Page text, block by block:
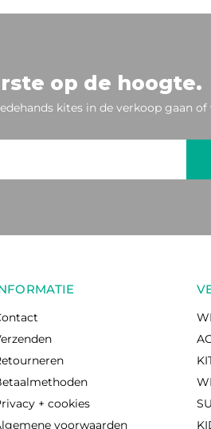
op de hoogte.
kites in de verkoop gaan of
+ cookies
voorwaarden